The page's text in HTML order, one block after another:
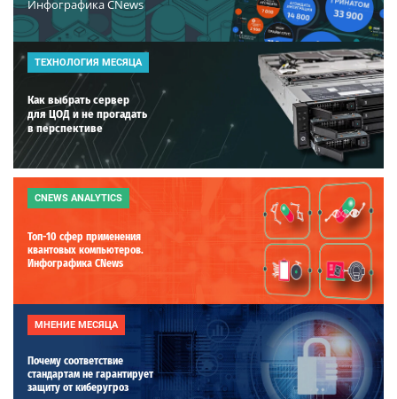
Инфографика CNews
ТЕХНОЛОГИЯ МЕСЯЦА
Как выбрать сервер
для ЦОД и не прогадать
в перспективе
CNEWS ANALYTICS
Топ-10 сфер применения
квантовых компьютеров.
Инфографика CNews
МНЕНИЕ МЕСЯЦА
Почему соответствие
стандартам не гарантирует
защиту от киберугроз